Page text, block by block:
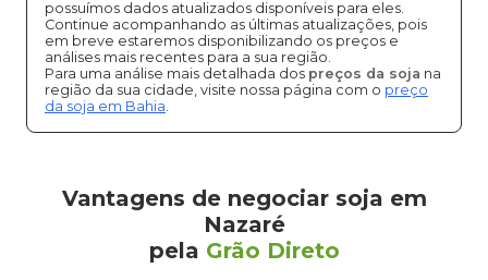
possuímos dados atualizados disponíveis para eles.
Continue acompanhando as últimas atualizações, pois
em breve estaremos disponibilizando os preços e
análises mais recentes para a sua região.
Para uma análise mais detalhada dos preços da soja na
região da sua cidade, visite nossa página com o preço
da soja em Bahia.
Vantagens de negociar soja em
Nazaré
pela Grão Direto